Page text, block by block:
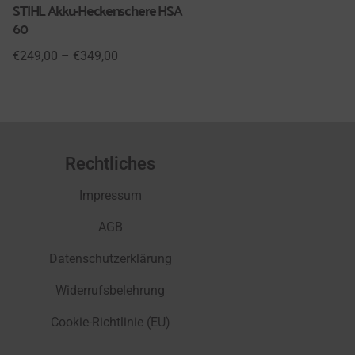
STIHL Akku-Heckenschere HSA
60
€249,00 – €349,00
Rechtliches
Impressum
AGB
Datenschutzerklärung
Widerrufsbelehrung
Cookie-Richtlinie (EU)